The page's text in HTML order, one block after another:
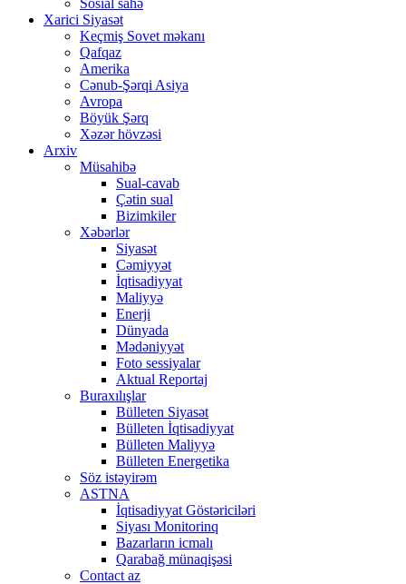
Sosial sahə
Xarici Siyasət
Keçmiş Sovet məkanı
Qafqaz
Amerika
Cənub-Şərqi Asiya
Avropa
Böyük Şərq
Xəzər hövzəsi
Arxiv
Müsahibə
Sual-cavab
Çətin sual
Bizimkiler
Xəbərlər
Siyasət
Cəmiyyət
İqtisadiyyat
Maliyyə
Enerji
Dünyada
Mədəniyyət
Foto sessiyalar
Aktual Reportaj
Buraxılışlar
Bülleten Siyasət
Bülleten İqtisadiyyat
Bülleten Maliyyə
Bülleten Energetika
Söz istəyirəm
ASTNA
İqtisadiyyat Göstəriciləri
Siyası Monitorinq
Bazarların icmalı
Qarabağ münaqişəsi
Contact az